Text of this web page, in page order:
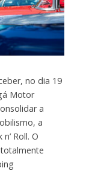
no dia 19
Motor
a
a
Roll. O